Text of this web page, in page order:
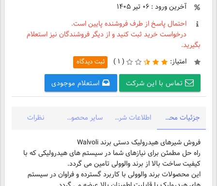
آخرین ورود : ۰۶ تیر ۱۴۰۵
احتمال پاسخ از طرف فروشنده پایین است.
درخواست خرید ثبت کنید و از دیگر فروشندگان نیز استعلام
بگیرید.
امتیاز:
( ۱ ) ثبت دیدگاه
تماس با این شرکت استعلام موجودی
جزئیات محصول اطلاعات شرکت سایر محصولات شرکت نظرات
راه حل مطمئن برای نیازهای شما در سیستم های هیدرولیکی که با
این محصولات برند والوولی با کاربرد گسترده و فراوان در سیستم